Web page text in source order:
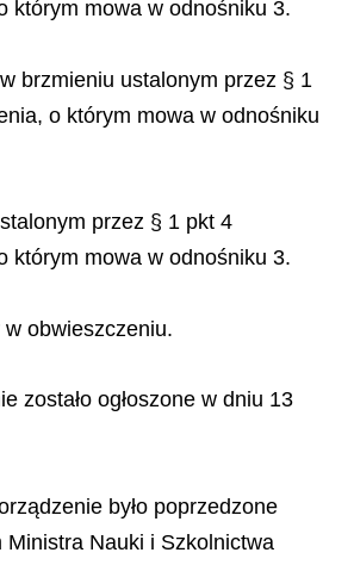
którym mowa w odnośniku 3.
brzmieniu ustalonym przez § 1
o którym mowa w odnośniku
przez § 1 pkt 4
którym mowa w odnośniku 3.
obwieszczeniu.
zostało ogłoszone w dniu 13
było poprzedzone
Ministra Nauki i Szkolnictwa